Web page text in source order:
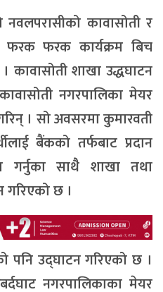
कावासोती र
फरक फरक कार्यक्रम बिच
शाखा उद्धघाटन
नगरपालिका मेयर
। सो अवसरमा कुमारवती
बैंकको तर्फबाट प्रदान
गर्नुका साथैै शाखा तथा
गरिएको छ ।
पनि उद्घाटन गरिएको छ ।
नगरपालिकाका मेयर